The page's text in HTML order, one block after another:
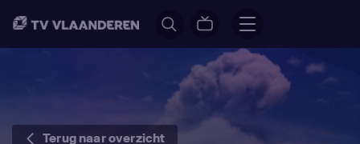
Terug naar overzicht